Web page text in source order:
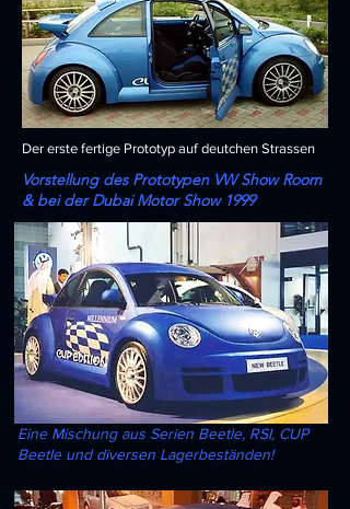
Der erste fertige Prototyp auf deutchen Strassen
Vorstellung des Prototypen VW Show Room
& bei der Dubai Motor Show 1999
Eine Mischung aus Serien Beetle, RSI, CUP
Beetle und diversen Lagerbeständen!